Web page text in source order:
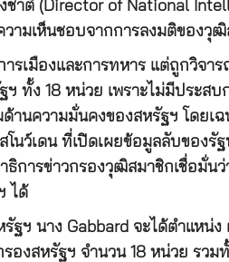
ชาติ (Director of National
ามเห็นชอบจากการลงมติของวุ
รเมืองและการทหาร แต่ถูกวิจา
ฯ ทั้ง 18 หน่วย เพราะไม่มีประส
านความมั่นคงของสหรัฐฯ โดยเฉ
โนว์เดน ที่เปิดเผยข้อมูลลับของรั
ธิการข่าวกรองวุฒิสมาชิกเชื่อมั่น
ได้
ฐฯ นาง Gabbard จะได้ตำแหน่
องสหรัฐฯ จำนวน 18 หน่วย รวม